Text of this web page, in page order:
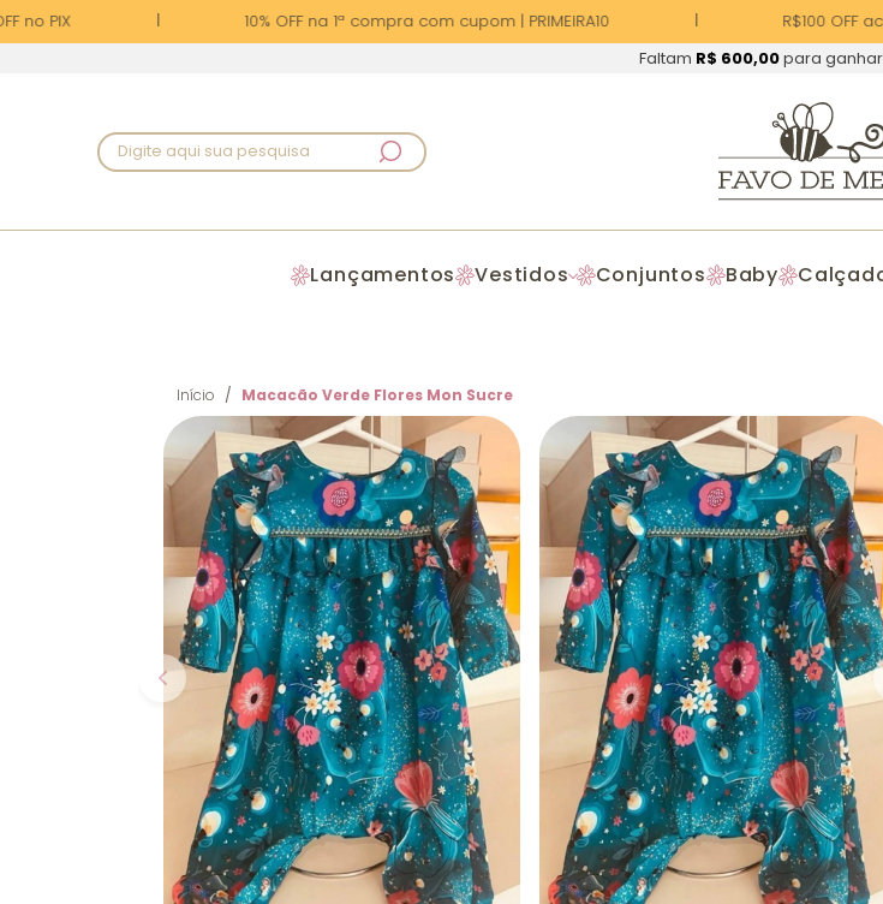
no PIX 10% OFF na 1ª compra com cupom | PRIMEIRA10 R$100 OFF
Faltam R$ 600,00para
Digite aqui sua pesquisa
Lançamentos Vestidos Conjuntos Baby
Início Macacão Verde Flores Mon Sucre